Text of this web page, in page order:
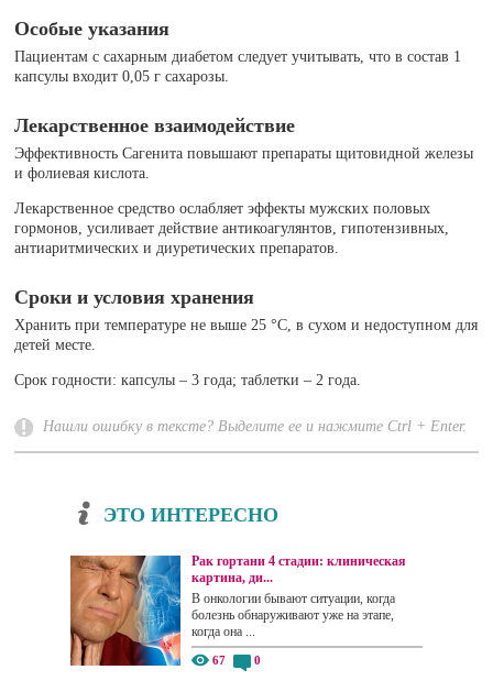
Особые указания
Пациентам с сахарным диабетом следует учитывать, что в состав 1
капсулы входит 0,05 г сахарозы.
Лекарственное взаимодействие
Эффективность Сагенита повышают препараты щитовидной железы
и фолиевая кислота.
Лекарственное средство ослабляет эффекты мужских половых
гормонов, усиливает действие антикоагулянтов, гипотензивных,
антиаритмических и диуретических препаратов.
Сроки и условия хранения
Хранить при температуре не выше 25 °С, в сухом и недоступном для
детей месте.
Срок годности: капсулы – 3 года; таблетки – 2 года.
Нашли ошибку в тексте? Выделите ее и нажмите Ctrl + Enter.
ЭТО ИНТЕРЕСНО
Рак гортани 4 стадии: клиническая
картина, ди...
В онкологии бывают ситуации, когда
болезнь обнаруживают уже на этапе,
когда она ...
67 0